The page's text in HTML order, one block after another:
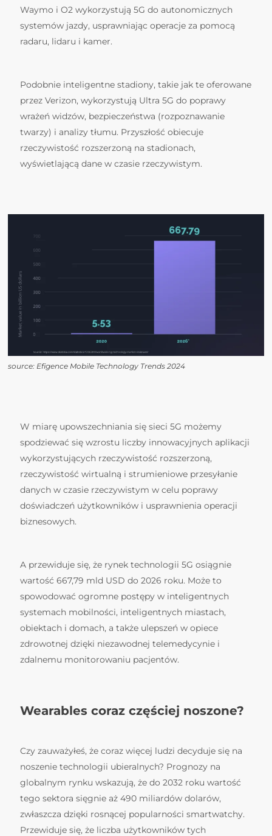
Waymo i O2 wykorzystują 5G do autonomicznych
systemów jazdy, usprawniając operacje za pomocą
radaru, lidaru i kamer.
Podobnie inteligentne stadiony, takie jak te oferowane
przez Verizon, wykorzystują Ultra 5G do poprawy
wrażeń widzów, bezpieczeństwa (rozpoznawanie
twarzy) i analizy tłumu. Przyszłość obiecuje
rzeczywistość rozszerzoną na stadionach,
wyświetlającą dane w czasie rzeczywistym.
source: Efigence Mobile Technology Trends 2024
W miarę upowszechniania się sieci 5G możemy
spodziewać się wzrostu liczby innowacyjnych aplikacji
wykorzystujących rzeczywistość rozszerzoną,
rzeczywistość wirtualną i strumieniowe przesyłanie
danych w czasie rzeczywistym w celu poprawy
doświadczeń użytkowników i usprawnienia operacji
biznesowych.
A przewiduje się, że rynek technologii 5G osiągnie
wartość 667,79 mld USD do 2026 roku. Może to
spowodować ogromne postępy w inteligentnych
systemach mobilności, inteligentnych miastach,
obiektach i domach, a także ulepszeń w opiece
zdrowotnej dzięki niezawodnej telemedycynie i
zdalnemu monitorowaniu pacjentów.
Wearables coraz częściej noszone?
Czy zauważyłeś, że coraz więcej ludzi decyduje się na
noszenie technologii ubieralnych? Prognozy na
globalnym rynku wskazują, że do 2032 roku wartość
tego sektora sięgnie aż 490 miliardów dolarów,
zwłaszcza dzięki rosnącej popularności smartwatchy.
Przewiduje się, że liczba użytkowników tych